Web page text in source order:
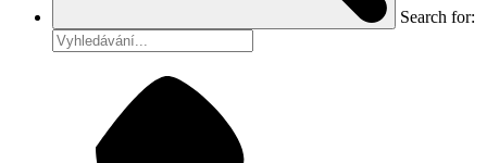
Search for: